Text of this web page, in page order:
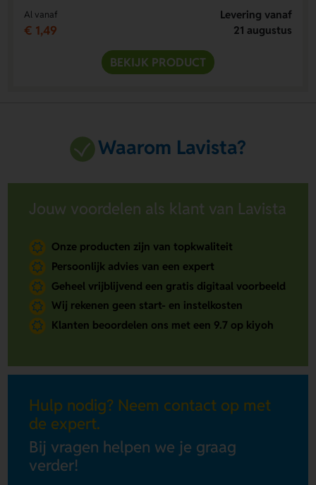
Al vanaf
€ 1,49
Levering vanaf
21 augustus
BEKIJK PRODUCT
Waarom Lavista?
Jouw voordelen als klant van Lavista
Onze producten zijn van topkwaliteit
Persoonlijk advies van een expert
Geheel vrijblijvend een gratis digitaal voorbeeld
Wij rekenen geen start- en instelkosten
Klanten beoordelen ons met een 9.7 op kiyoh
Hulp nodig? Neem contact op met
de expert.
Bij vragen helpen we je graag
verder!